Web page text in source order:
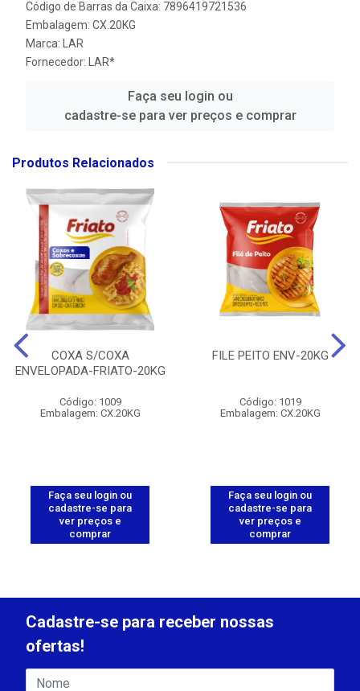
Código de Barras da Caixa: 7896419721536
Embalagem: CX.20KG
Marca:
LAR
Fornecedor:
LAR*
Faça seu login ou
cadastre-se para ver preços e comprar
Produtos Relacionados
COXA S/COXA
ENVELOPADA-FRIATO-20KG
Código: 1009
Embalagem: CX.20KG
Faça seu login ou
cadastre-se para
ver preços e
comprar
FILE PEITO ENV-20KG
Código: 1019
Embalagem: CX.20KG
Faça seu login ou
cadastre-se para
ver preços e
comprar
Cadastre-se para receber nossas
ofertas!